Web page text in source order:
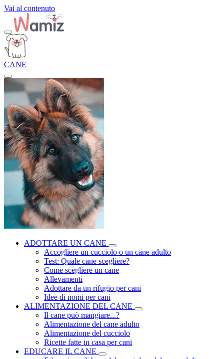
Vai al contenuto
CANE
ADOTTARE UN CANE
Accogliere un cucciolo o un cane adulto
Test: Quale cane scegliere?
Come scegliere un cane
Allevamenti
Adottare da un rifugio per cani
Idee di nomi per cani
ALIMENTAZIONE DEL CANE
Il cane può mangiare...?
Alimentazione del cane adulto
Alimentazione del cucciolo
Ricette fatte in casa per cani
EDUCARE IL CANE